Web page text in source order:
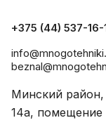
+375 (44) 537-16-
Минский
14а, помещение